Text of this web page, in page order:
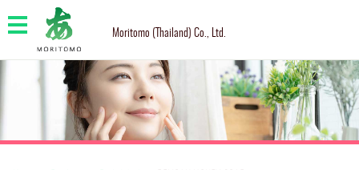
Moritomo (Thailand) Co., Ltd.